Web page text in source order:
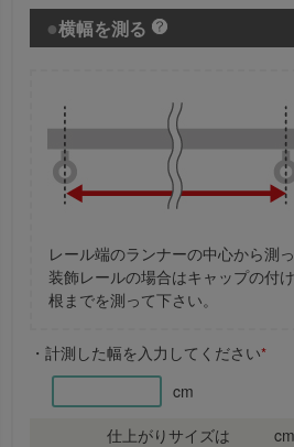
横幅を測る
レール端のランナーの中心から測っ
装飾レールの場合はキャップの付
根までを測って下さい。
・計測した幅を入力してください*
cm
仕上がりサイズは